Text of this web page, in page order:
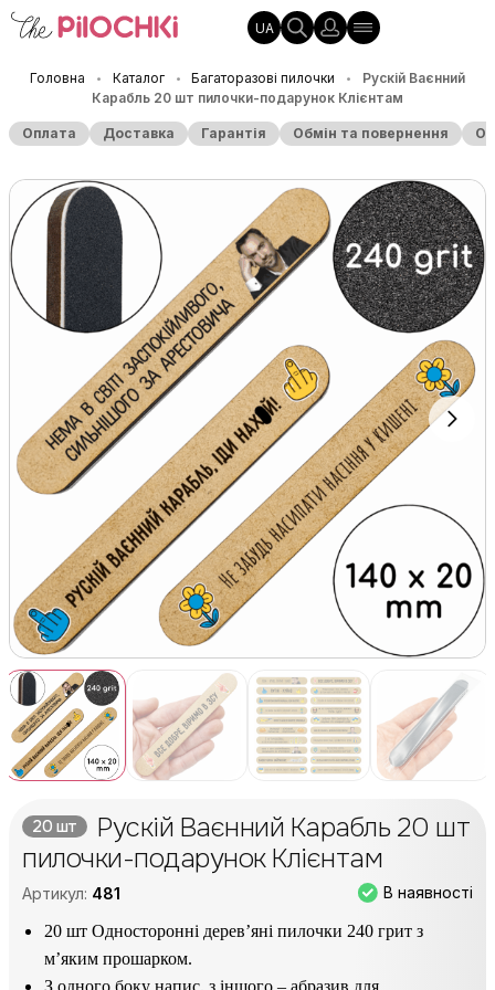
UA
Головна • Каталог • Багаторазові пилочки •
Рускій Ваєнний
Карабль 20 шт пилочки-подарунок Клієнтам
Оплата Доставка Гарантія Обмін та повернення
20 шт
Рускій Ваєнний Карабль 20 шт
пилочки-подарунок Клієнтам
Артикул: 481 В наявності
20 шт Односторонні дерев’яні пилочки 240 грит з
м’яким прошарком.
З одного боку напис, з іншого – абразив для